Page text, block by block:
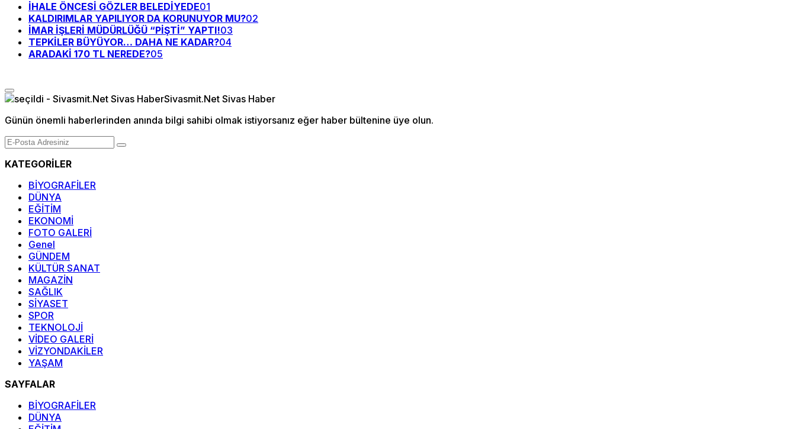
İHALE ÖNCESİ GÖZLER BELEDİYEDE01
KALDIRIMLAR YAPILIYOR DA KORUNUYOR MU?02
İMAR İŞLERİ MÜDÜRLÜĞÜ “PİŞTİ” YAPTI!03
TEPKİLER BÜYÜYOR… DAHA NE KADAR?04
ARADAKİ 170 TL NEREDE?05
Günün önemli haberlerinden anında bilgi sahibi olmak istiyorsanız eğer haber bültenine üye olun.
KATEGORİLER
BİYOGRAFİLER
DÜNYA
EĞİTİM
EKONOMİ
FOTO GALERİ
Genel
GÜNDEM
KÜLTÜR SANAT
MAGAZİN
SAĞLIK
SİYASET
SPOR
TEKNOLOJİ
VİDEO GALERİ
VİZYONDAKİLER
YAŞAM
SAYFALAR
BİYOGRAFİLER
DÜNYA